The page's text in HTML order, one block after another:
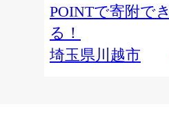
POINTで寄附でき
る！
埼玉県川越市